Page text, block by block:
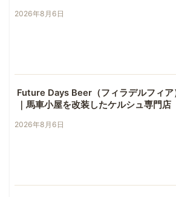
2026年8月6日
Future Days Beer（フィラデルフィア
｜馬車小屋を改装したケルシュ専門店
2026年8月6日